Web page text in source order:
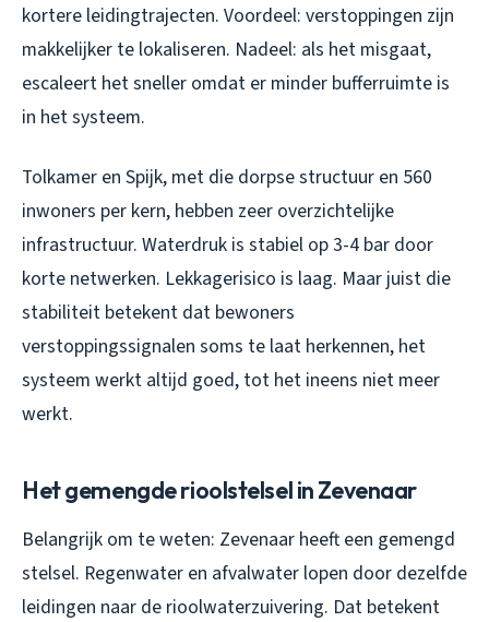
kortere leidingtrajecten. Voordeel: verstoppingen zijn
makkelijker te lokaliseren. Nadeel: als het misgaat,
escaleert het sneller omdat er minder bufferruimte is
in het systeem.
Tolkamer en Spijk, met die dorpse structuur en 560
inwoners per kern, hebben zeer overzichtelijke
infrastructuur. Waterdruk is stabiel op 3-4 bar door
korte netwerken. Lekkagerisico is laag. Maar juist die
stabiliteit betekent dat bewoners
verstoppingssignalen soms te laat herkennen, het
systeem werkt altijd goed, tot het ineens niet meer
werkt.
Het gemengde rioolstelsel in Zevenaar
Belangrijk om te weten: Zevenaar heeft een gemengd
stelsel. Regenwater en afvalwater lopen door dezelfde
leidingen naar de rioolwaterzuivering. Dat betekent